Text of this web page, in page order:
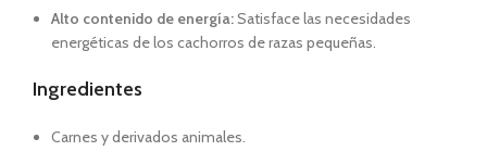
Alto contenido de energía:Satisface las necesidades
energéticas de los cachorros de razas pequeñas.
Ingredientes
Carnes y derivados animales.